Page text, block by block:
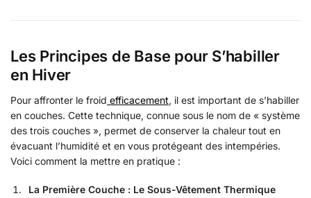
Les Principes de Base pour S’habiller
en Hiver
Pour affronter le froid efficacement, il est important de s’habiller
en couches. Cette technique, connue sous le nom de « système
des trois couches », permet de conserver la chaleur tout en
évacuant l’humidité et en vous protégeant des intempéries.
Voici comment la mettre en pratique :
La Première Couche : Le Sous-Vêtement Thermique